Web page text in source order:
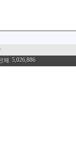
체 5,026,886